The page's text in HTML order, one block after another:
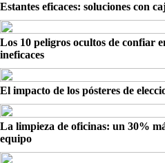
Estantes eficaces: soluciones con
Los 10 peligros ocultos de confiar
ineficaces
El impacto de los pósteres de
La limpieza de oficinas: un 30%
equipo